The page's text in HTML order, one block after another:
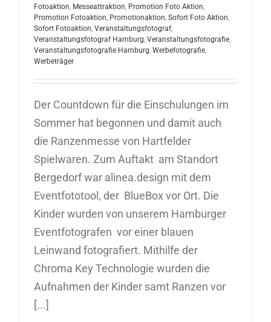
Fotoaktion, Messeattraktion, Promotion Foto Aktion,
Promotion Fotoaktion, Promotionaktion, Sofort Foto Aktion,
Sofort Fotoaktion, Veranstaltungsfotograf,
Veranstaltungsfotograf Hamburg, Veranstaltungsfotografie,
Veranstaltungsfotografie Hamburg, Werbefotografie,
Werbeträger
Der Countdown für die Einschulungen im
Sommer hat begonnen und damit auch
die Ranzenmesse von Hartfelder
Spielwaren. Zum Auftakt am Standort
Bergedorf war alinea.design mit dem
Eventfototool, der BlueBox vor Ort. Die
Kinder wurden von unserem Hamburger
Eventfotografen vor einer blauen
Leinwand fotografiert. Mithilfe der
Chroma Key Technologie wurden die
Aufnahmen der Kinder samt Ranzen vor
[...]